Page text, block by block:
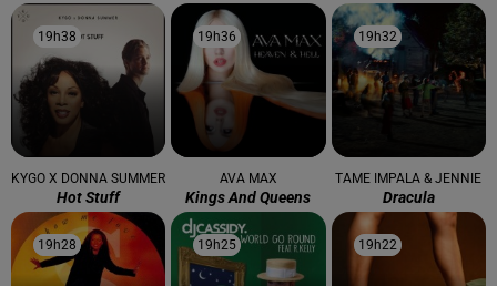
19h38
19h38
KYGO X DONNA SUMMER
Hot Stuff
19h36
19h36
AVA MAX
Kings And Queens
19h32
19h32
TAME IMPALA & JENNIE
Dracula
19h28
19h28 19h25
19h25 19h22
19h22